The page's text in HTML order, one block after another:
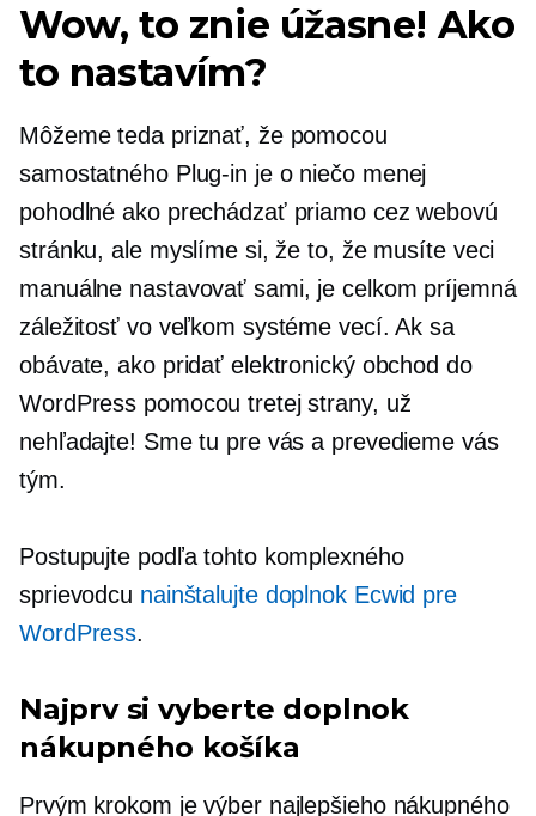
Wow, to znie úžasne! Ako
to nastavím?
Môžeme teda priznať, že pomocou
samostatného Plug-in je o niečo menej
pohodlné ako prechádzať priamo cez webovú
stránku, ale myslíme si, že to, že musíte veci
manuálne nastavovať sami, je celkom príjemná
záležitosť vo veľkom systéme vecí. Ak sa
obávate, ako pridať elektronický obchod do
WordPress pomocou tretej strany, už
nehľadajte! Sme tu pre vás a prevedieme vás
tým.
Postupujte podľa tohto komplexného
sprievodcu nainštalujte doplnok Ecwid pre
WordPress.
Najprv si vyberte doplnok
nákupného košíka
Prvým krokom je výber najlepšieho nákupného